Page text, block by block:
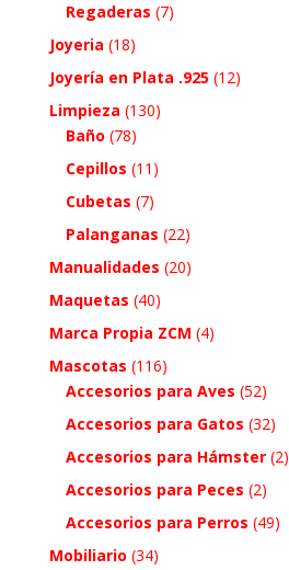
Regaderas (7)
Joyeria (18)
Joyería en Plata .925 (12)
Limpieza (130)
Baño (78)
Cepillos (11)
Cubetas (7)
Palanganas (22)
Manualidades (20)
Maquetas (40)
Marca Propia ZCM (4)
Mascotas (116)
Accesorios para Aves (52)
Accesorios para Gatos (32)
Accesorios para Hámster (2)
Accesorios para Peces (2)
Accesorios para Perros (49)
Mobiliario (34)